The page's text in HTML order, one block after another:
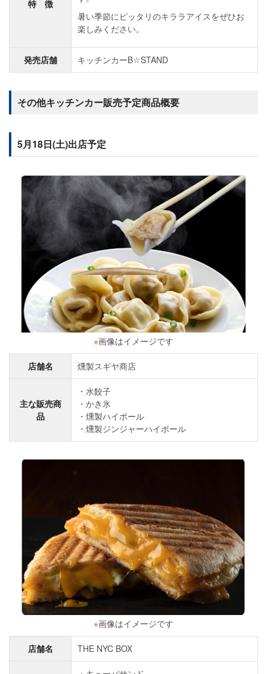
特 徴
暑い季節にピッタリのキララアイスをぜひお
楽しみください。
発売店舗 キッチンカーB☆STAND
その他キッチンカー販売予定商品概要
5月18日(土)出店予定
※画像はイメージです
店舗名 燻製スギヤ商店
主な販売商
品
水餃子
かき氷
燻製ハイボール
燻製ジンジャーハイボール
※画像はイメージです
店舗名 THE NYC BOX